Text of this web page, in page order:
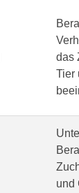
das
Tier
und